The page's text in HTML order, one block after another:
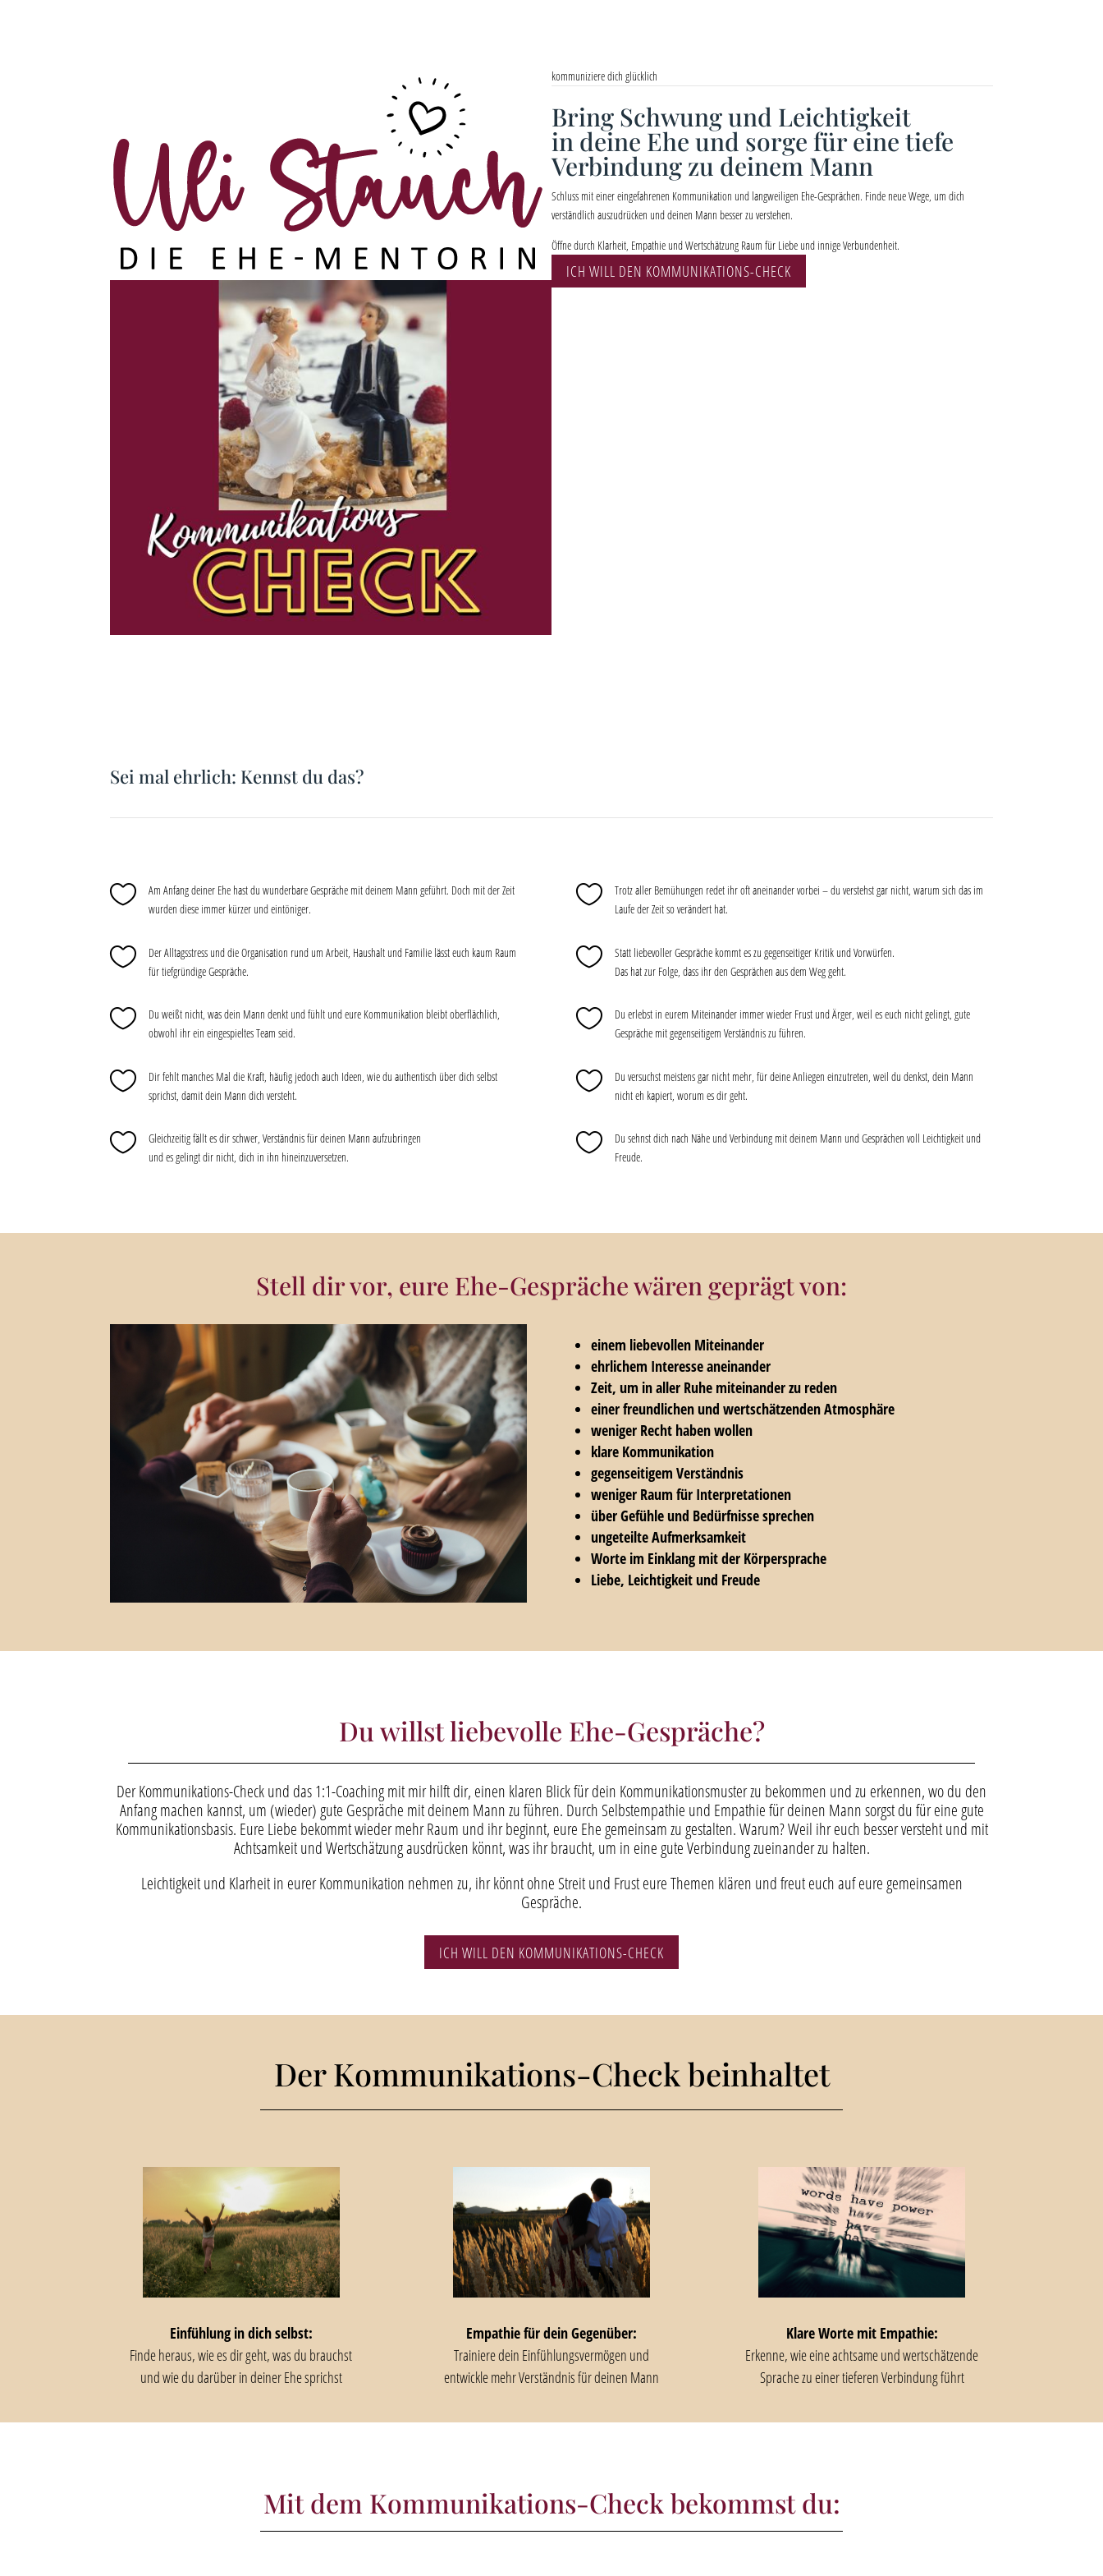
kommuniziere dich glücklich
Bring Schwung und Leichtigkeit
in deine Ehe und sorge für eine tiefe
Verbindung zu deinem Mann
Schluss mit einer eingefahrenen Kommunikation und langweiligen Ehe-Gesprächen. Finde neue Wege, um dich
verständlich auszudrücken und deinen Mann besser zu verstehen.
Öffne durch Klarheit, Empathie und Wertschätzung Raum für Liebe und innige Verbundenheit.
ICH WILL DEN KOMMUNIKATIONS-CHECK
Sei mal ehrlich: Kennst du das?

Am Anfang deiner Ehe hast du wunderbare Gespräche mit deinem Mann geführt. Doch mit der Zeit
wurden diese immer kürzer und eintöniger.

Der Alltagsstress und die Organisation rund um Arbeit, Haushalt und Familie lässt euch kaum Raum
für tiefgründige Gespräche.

Du weißt nicht, was dein Mann denkt und fühlt und eure Kommunikation bleibt oberflächlich,
obwohl ihr ein eingespieltes Team seid.

Dir fehlt manches Mal die Kraft, häufig jedoch auch Ideen, wie du authentisch über dich selbst
sprichst, damit dein Mann dich versteht.

Gleichzeitig fällt es dir schwer, Verständnis für deinen Mann aufzubringen
und es gelingt dir nicht, dich in ihn hineinzuversetzen.

Trotz aller Bemühungen redet ihr oft aneinander vorbei – du verstehst gar nicht, warum sich das im
Laufe der Zeit so verändert hat.

Statt liebevoller Gespräche kommt es zu gegenseitiger Kritik und Vorwürfen.
Das hat zur Folge, dass ihr den Gesprächen aus dem Weg geht.

Du erlebst in eurem Miteinander immer wieder Frust und Ärger, weil es euch nicht gelingt, gute
Gespräche mit gegenseitigem Verständnis zu führen.

Du versuchst meistens gar nicht mehr, für deine Anliegen einzutreten, weil du denkst, dein Mann
nicht eh kapiert, worum es dir geht.

Du sehnst dich nach Nähe und Verbindung mit deinem Mann und Gesprächen voll Leichtigkeit und
Freude.
Stell dir vor, eure Ehe-Gespräche wären geprägt von:
einem liebevollen Miteinander
ehrlichem Interesse aneinander
Zeit, um in aller Ruhe miteinander zu reden
einer freundlichen und wertschätzenden Atmosphäre
weniger Recht haben wollen
klare Kommunikation
gegenseitigem Verständnis
weniger Raum für Interpretationen
über Gefühle und Bedürfnisse sprechen
ungeteilte Aufmerksamkeit
Worte im Einklang mit der Körpersprache
Liebe, Leichtigkeit und Freude
Du willst liebevolle Ehe-Gespräche?
Der Kommunikations-Check und das 1:1-Coaching mit mir hilft dir, einen klaren Blick für dein Kommunikationsmuster zu bekommen und zu erkennen, wo du den
Anfang machen kannst, um (wieder) gute Gespräche mit deinem Mann zu führen. Durch Selbstempathie und Empathie für deinen Mann sorgst du für eine gute
Kommunikationsbasis. Eure Liebe bekommt wieder mehr Raum und ihr beginnt, eure Ehe gemeinsam zu gestalten. Warum? Weil ihr euch besser versteht und mit
Achtsamkeit und Wertschätzung ausdrücken könnt, was ihr braucht, um in eine gute Verbindung zueinander zu halten.
Leichtigkeit und Klarheit in eurer Kommunikation nehmen zu, ihr könnt ohne Streit und Frust eure Themen klären und freut euch auf eure gemeinsamen
Gespräche.
ICH WILL DEN KOMMUNIKATIONS-CHECK
Der Kommunikations-Check beinhaltet
Einfühlung in dich selbst:
Finde heraus, wie es dir geht, was du brauchst
und wie du darüber in deiner Ehe sprichst
Empathie für dein Gegenüber:
Trainiere dein Einfühlungsvermögen und
entwickle mehr Verständnis für deinen Mann
Klare Worte mit Empathie:
Erkenne, wie eine achtsame und wertschätzende
Sprache zu einer tieferen Verbindung führt
Mit dem Kommunikations-Check bekommst du: